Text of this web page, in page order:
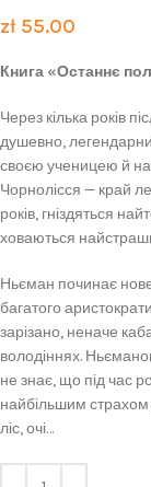
zł55.00
Книга «Останнє
Через кілька років
душевно,
своєю ученицею й
Чорнолісся — край
років, гніздяться
ховаються
Ньєман починає
багатого
зарізано, неначе
володіннях.
не знає, що під час
найбільшим страхом
ліс, очі…